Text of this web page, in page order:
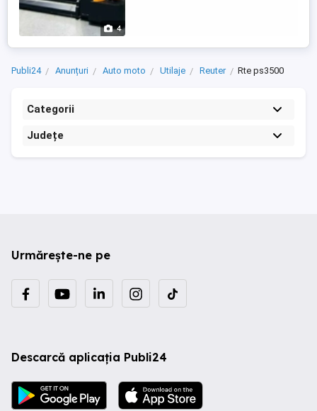
4
Publi24 Anunțuri Auto moto Utilaje Reuter Rte ps3500
Categorii
Județe
Urmărește-ne pe
Descarcă aplicația Publi24